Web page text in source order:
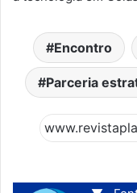
Encontro
Parceria